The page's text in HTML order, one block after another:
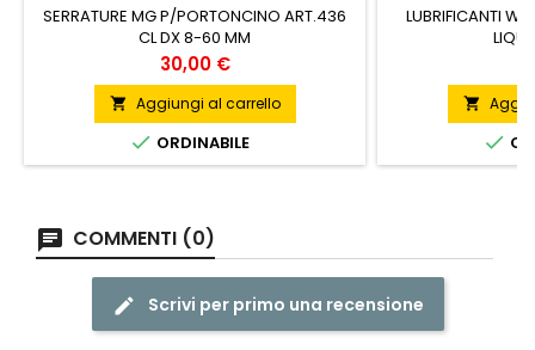
SERRATURE MG P/PORTONCINO ART.436
CL DX 8-60 MM
Prezzo
30,00 €
 Aggiungi al carrello
 ORDINABILE
LUBRIFICANTI


COMMENTI (0)
Scrivi per primo una recensione